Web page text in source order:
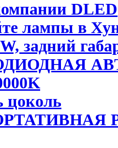
DLED
лампы в
задний
цоколь